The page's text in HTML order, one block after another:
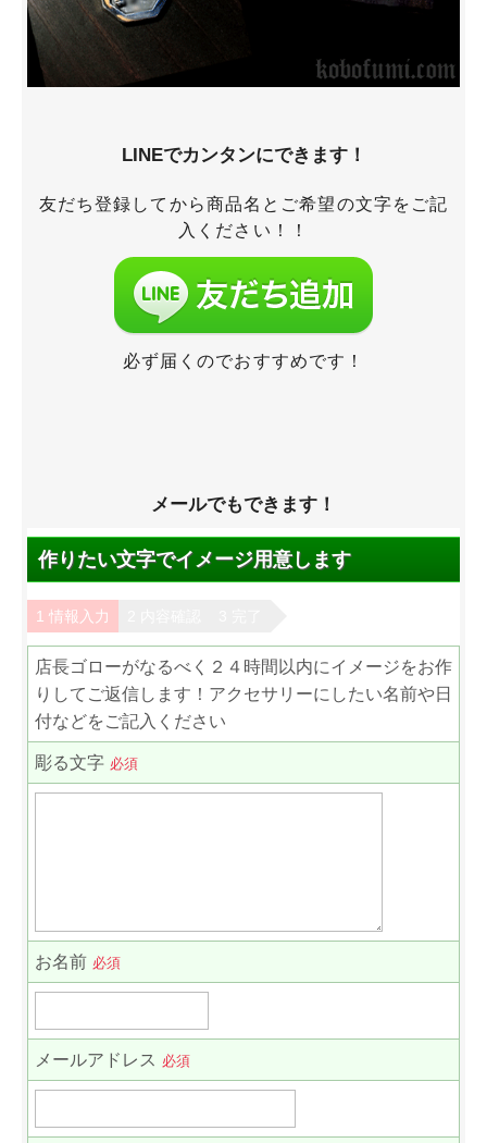
LINEでカンタンにできます！
友だち登録してから商品名とご希望の文字をご記
入ください！！
必ず届くのでおすすめです！
メールでもできます！